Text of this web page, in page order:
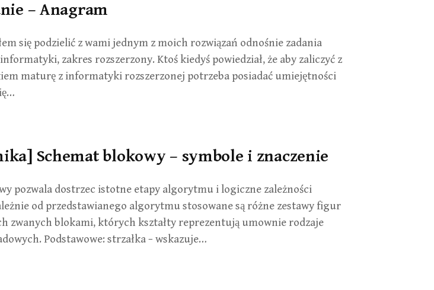
– Anagram
się podzielić z wami jednym z moich rozwiązań odnośnie zadania
zakres rozszerzony. Ktoś kiedyś powiedział, że aby zaliczyć z
maturę z informatyki rozszerzonej potrzeba posiadać umiejętności
Schemat blokowy – symbole i znaczenie
pozwala dostrzec istotne etapy algorytmu i logiczne zależności
od przedstawianego algorytmu stosowane są różne zestawy figur
zwanych blokami, których kształty reprezentują umownie rodzaje
Podstawowe: strzałka − wskazuje…